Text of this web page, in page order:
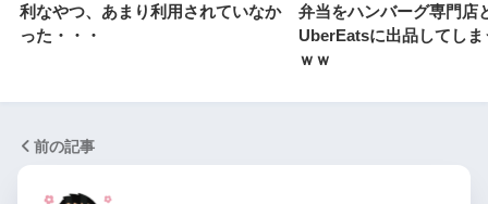
利なやつ、あまり利用されていなか
った・・・
弁当をハンバーグ専門店
UberEatsに出品してし
ｗｗ
前の記事